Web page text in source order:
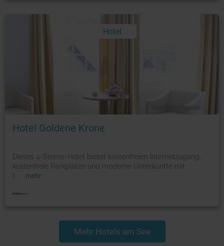
Hotel
Hotel Goldene Krone
Dieses 4-Sterne-Hotel bietet kostenfreien Internetzugang,
kostenfreie Parkplätze und moderne Unterkünfte mit
t
mehr
Mehr Hotels am See